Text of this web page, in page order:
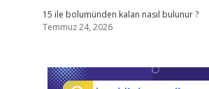
15 ile bolumünden kalan nasıl bulunur ?
Temmuz 24, 2026